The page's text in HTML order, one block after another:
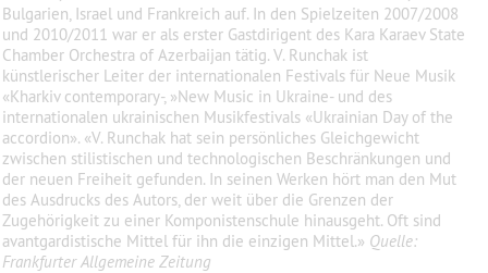
Bulgarien, Israel und Frankreich auf. In den Spielzeiten 2007/2008
und 2010/2011 war er als erster Gastdirigent des Kara Karaev State
Chamber Orchestra of Azerbaijan tätig. V. Runchak ist
künstlerischer Leiter der internationalen Festivals für Neue Musik
«Kharkiv contemporary-, »New Music in Ukraine- und des
internationalen ukrainischen Musikfestivals «Ukrainian Day of the
accordion». «V. Runchak hat sein persönliches Gleichgewicht
zwischen stilistischen und technologischen Beschränkungen und
der neuen Freiheit gefunden. In seinen Werken hört man den Mut
des Ausdrucks des Autors, der weit über die Grenzen der
Zugehörigkeit zu einer Komponistenschule hinausgeht. Oft sind
avantgardistische Mittel für ihn die einzigen Mittel.» Quelle:
Frankfurter Allgemeine Zeitung